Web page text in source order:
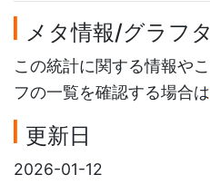
メタ情報/グラフ
この統計に関する情報や
フの一覧を確認する場合は
更新日
2026-01-12